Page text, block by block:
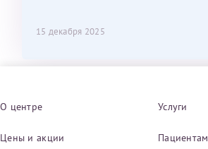
15 декабря 2025
О центре Услуги
Цены и акции Пациентам